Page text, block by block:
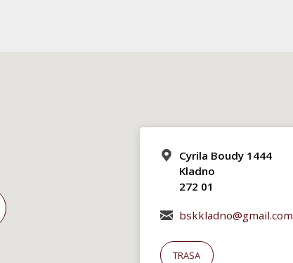
Cyrila Boudy 1444
Kladno
272 01
bskkladno@gmail.com
TRASA